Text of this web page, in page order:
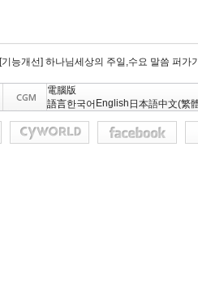
[기능개선] 하나님세상의 주일,수요 말씀 퍼가
電腦版
語言한국어 English 日本語中文(繁